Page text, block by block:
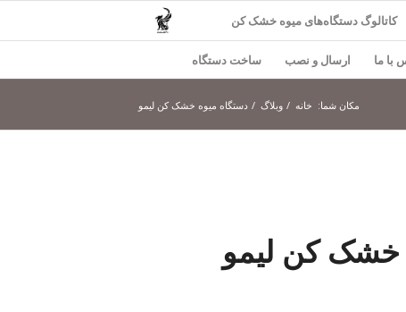
کاتالوگ دستگاه‌های میوه خشک کن
با ما ارسال و نصب ساخت دستگاه
مکان شما: خانه / وبلاگ / دستگاه میوه خشک کن لیمو
خشک کن لیمو